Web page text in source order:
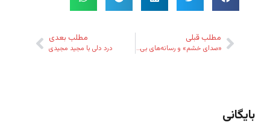
مطلب قبلی
«صدای خشم» و رسانه‌های بی‌مسئولیت
مطلب بعدی
درد دلی با مجید مجیدی
بایگانی